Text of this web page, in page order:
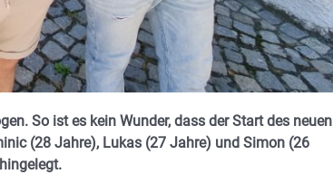
So ist es kein Wunder, dass der Start des neuen
(28 Jahre), Lukas (27 Jahre) und Simon (26